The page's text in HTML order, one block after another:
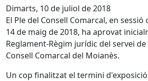
Dimarts, 10 de juliol de 2018
El Ple del Consell Comarcal, en
14 de maig de 2018, ha aprovat
Reglament-Règim jurídic del servei
Consell Comarcal del Moianès.
Un cop finalitzat el termini